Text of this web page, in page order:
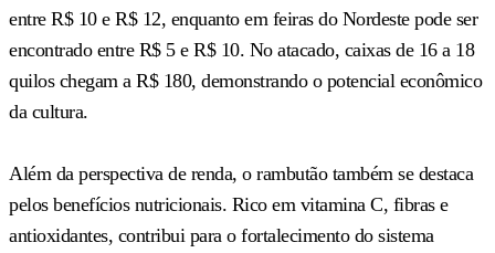
entre R$ 10 e R$ 12, enquanto em feiras do Nordeste pode ser
encontrado entre R$ 5 e R$ 10. No atacado, caixas de 16 a 18
quilos chegam a R$ 180, demonstrando o potencial econômico
da cultura.
Além da perspectiva de renda, o rambutão também se destaca
pelos benefícios nutricionais. Rico em vitamina C, fibras e
antioxidantes, contribui para o fortalecimento do sistema